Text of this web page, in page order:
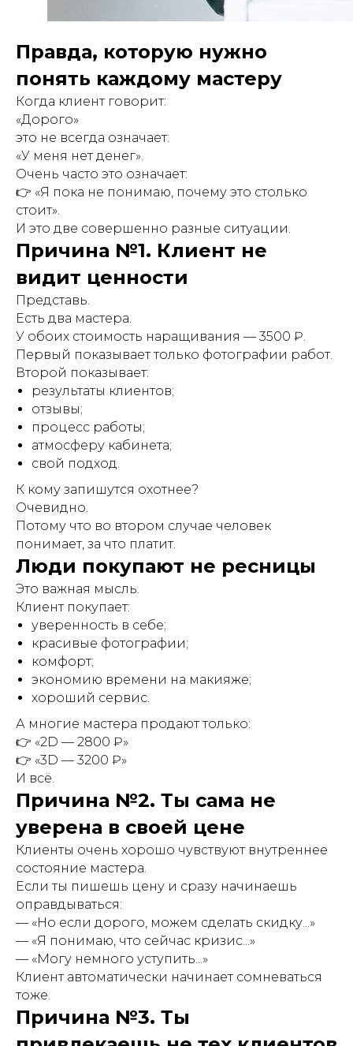
Правда, которую нужно
понять каждому мастеру
Когда клиент говорит:
«Дорого»
это не всегда означает:
«У меня нет денег».
Очень часто это означает:
👉 «Я пока не понимаю, почему это столько
стоит».
И это две совершенно разные ситуации.
Причина №1. Клиент не
видит ценности
Представь.
Есть два мастера.
У обоих стоимость наращивания — 3500 ₽.
Первый показывает только фотографии работ.
Второй показывает:
результаты клиентов;
отзывы;
процесс работы;
атмосферу кабинета;
свой подход.
К кому запишутся охотнее?
Очевидно.
Потому что во втором случае человек
понимает, за что платит.
Люди покупают не ресницы
Это важная мысль.
Клиент покупает:
уверенность в себе;
красивые фотографии;
комфорт;
экономию времени на макияже;
хороший сервис.
А многие мастера продают только:
👉 «2D — 2800 ₽»
👉 «3D — 3200 ₽»
И всё.
Причина №2. Ты сама не
уверена в своей цене
Клиенты очень хорошо чувствуют внутреннее
состояние мастера.
Если ты пишешь цену и сразу начинаешь
оправдываться:
— «Но если дорого, можем сделать скидку...»
— «Я понимаю, что сейчас кризис...»
— «Могу немного уступить...»
Клиент автоматически начинает сомневаться
тоже.
Причина №3. Ты